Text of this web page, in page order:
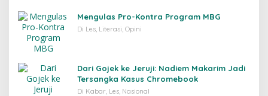
Mengulas Pro-Kontra Program MBG
Di Les, Literasi, Opini
Dari Gojek ke Jeruji: Nadiem Makarim Jadi
Tersangka Kasus Chromebook
Di Kabar, Les, Nasional